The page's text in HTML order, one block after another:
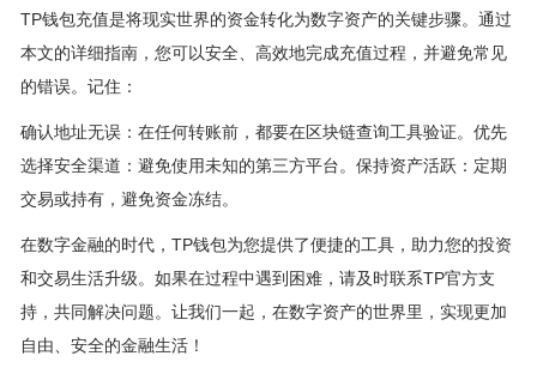
TP钱包充值是将现实世界的资金转化为数字资产的关键步骤。通过
本文的详细指南，您可以安全、高效地完成充值过程，并避免常见
的错误。记住：
确认地址无误：在任何转账前，都要在区块链查询工具验证。优先
选择安全渠道：避免使用未知的第三方平台。保持资产活跃：定期
交易或持有，避免资金冻结。
在数字金融的时代，TP钱包为您提供了便捷的工具，助力您的投资
和交易生活升级。如果在过程中遇到困难，请及时联系TP官方支
持，共同解决问题。让我们一起，在数字资产的世界里，实现更加
自由、安全的金融生活！